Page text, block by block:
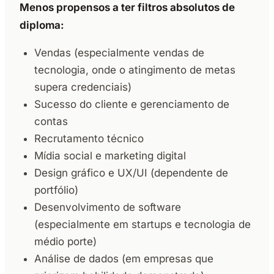
Menos propensos a ter filtros absolutos de
diploma:
Vendas (especialmente vendas de
tecnologia, onde o atingimento de metas
supera credenciais)
Sucesso do cliente e gerenciamento de
contas
Recrutamento técnico
Mídia social e marketing digital
Design gráfico e UX/UI (dependente de
portfólio)
Desenvolvimento de software
(especialmente em startups e tecnologia de
médio porte)
Análise de dados (em empresas que